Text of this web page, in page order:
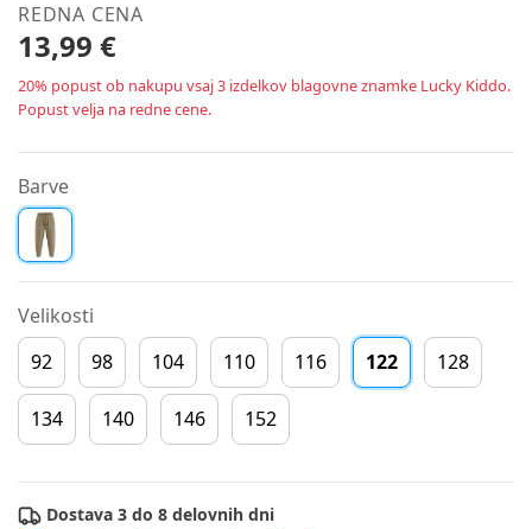
REDNA CENA
13,99 €
20% popust ob nakupu vsaj 3 izdelkov blagovne znamke Lucky Kiddo.
Popust velja na redne cene.
Barve
Velikosti
92
98 104 110 116 122 128
134 140 146 152
Dostava 3 do 8 delovnih dni